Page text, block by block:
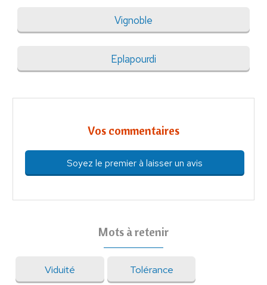
Vignoble
Eplapourdi
Vos commentaires
Soyez le premier à laisser un avis
Mots à retenir
Viduité Tolérance